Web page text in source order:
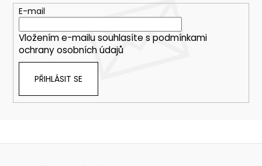
E-mail
Vložením e-mailu souhlasíte s podmínkami
ochrany osobních údajů
PŘIHLÁSIT SE